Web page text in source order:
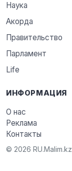
Наука
Акорда
Правительство
Парламент
Life
ИНФОРМАЦИЯ
О нас
Реклама
Контакты
© 2026 RU.Malim.kz